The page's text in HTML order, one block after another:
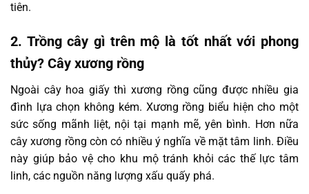
tiên.
2. Trồng cây gì trên mộ là tốt nhất với phong
thủy? Cây xương rồng
Ngoài cây hoa giấy thì xương rồng cũng được nhiều gia
đình lựa chọn không kém. Xương rồng biểu hiện cho một
sức sống mãnh liệt, nội tại mạnh mẽ, yên bình. Hơn nữa
cây xương rồng còn có nhiều ý nghĩa về mặt tâm linh. Điều
này giúp bảo vệ cho khu mộ tránh khỏi các thế lực tâm
linh, các nguồn năng lượng xấu quấy phá.